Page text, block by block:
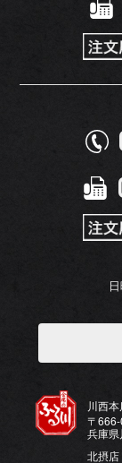
川西
〒
兵庫
北摂店